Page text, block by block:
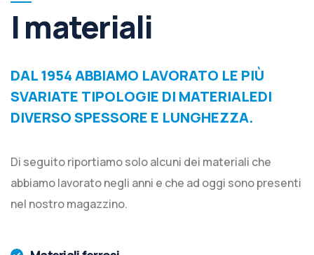
I materiali
DAL 1954 ABBIAMO LAVORATO LE PIÙ
SVARIATE TIPOLOGIE DI MATERIALEDI
DIVERSO SPESSORE E LUNGHEZZA.
Di seguito riportiamo solo alcuni dei materiali che
abbiamo lavorato negli anni e che ad oggi sono presenti
nel nostro magazzino.